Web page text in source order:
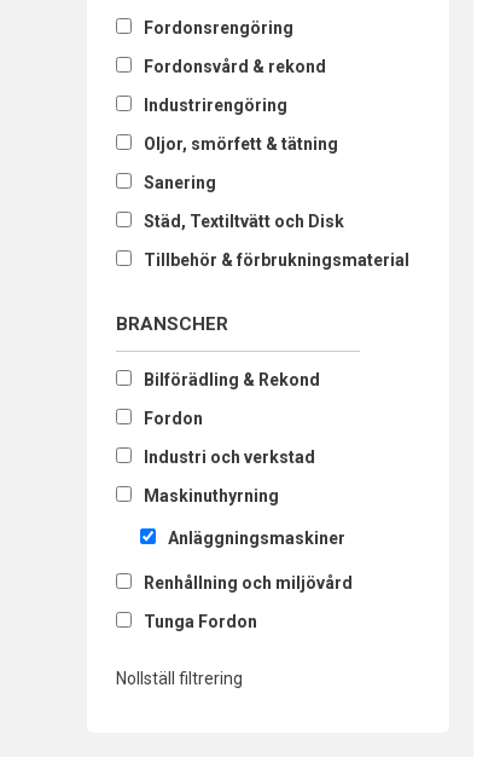
Fordonsrengöring
Fordonsvård & rekond
Industrirengöring
Oljor, smörfett & tätning
Sanering
Städ, Textiltvätt och Disk
Tillbehör & förbrukningsmaterial
BRANSCHER
Bilförädling & Rekond
Fordon
Industri och verkstad
Maskinuthyrning
Anläggningsmaskiner
Renhållning och miljövård
Tunga Fordon
Nollställ filtrering